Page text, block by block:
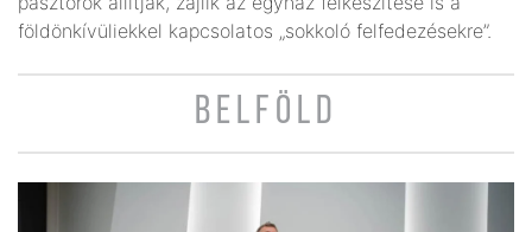
földönkívüliekkel kapcsolatos „sokkoló felfedezésekre”.
BELFÖLD